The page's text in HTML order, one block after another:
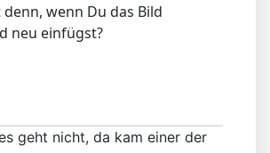
wenn Du das Bild
neu einfügst?
geht nicht, da kam einer der